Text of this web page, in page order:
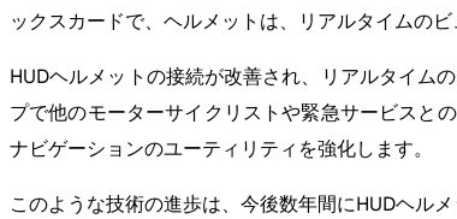
ックスカードで、ヘルメットは、リアルタイムの
HUDヘルメットの接続が改善され、リアルタイム
プで他のモーターサイクリストや緊急サービスと
ナビゲーションのユーティリティを強化します。
このような技術の進歩は、今後数年間にHUDヘル